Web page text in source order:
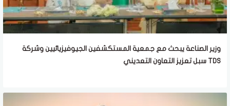
وزير الصناعة يبحث مع جمعية المستكشفين الجيوفيزيائيين وشركة
TDS سبل تعزيز التعاون التعديني